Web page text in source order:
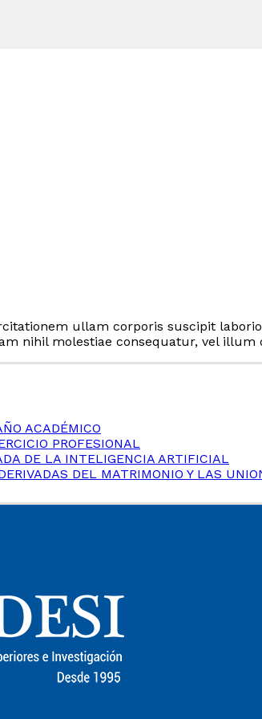
ullam corporis suscipit
nihil molestiae consequatur, vel
ACADÉMICO
PROFESIONAL
DE LA INTELIGENCIA ARTIFICIAL
DEL MATRIMONIO Y LAS